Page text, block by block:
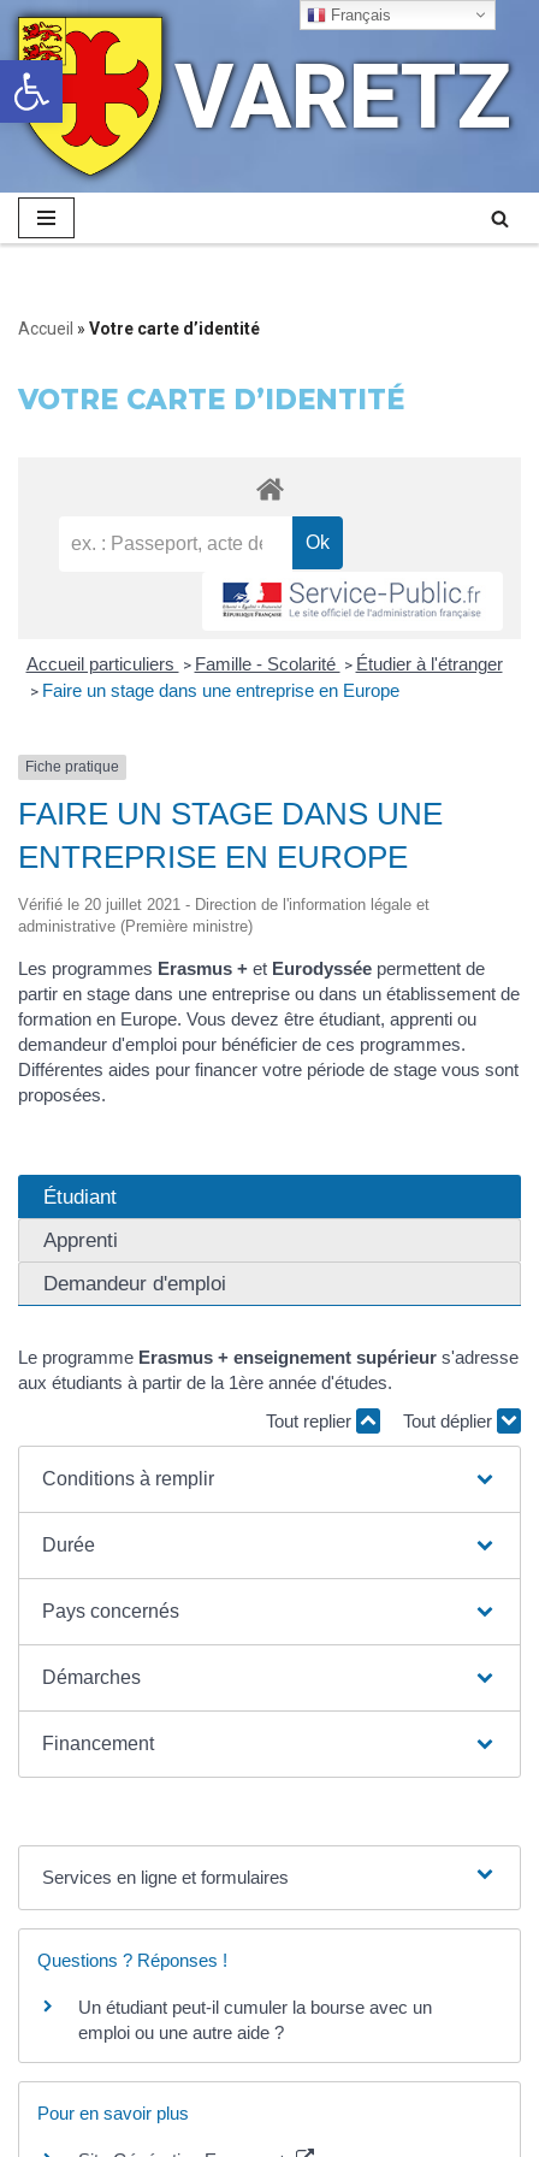
Ouvrir la barre d’outils
Aller
au
contenu
VARETZ
Accueil » Votre carte d’identité
VOTRE CARTE D’IDENTITÉ
Accueil particuliers > Famille - Scolarité > Étudier à l'étranger
> Faire un stage dans une entreprise en Europe
Fiche pratique
FAIRE UN STAGE DANS UNE
ENTREPRISE EN EUROPE
Vérifié le 20 juillet 2021 - Direction de l'information légale et
administrative (Première ministre)
Les programmes Erasmus + et Eurodyssée permettent de
partir en stage dans une entreprise ou dans un établissement de
formation en Europe. Vous devez être étudiant, apprenti ou
demandeur d'emploi pour bénéficier de ces programmes.
Différentes aides pour financer votre période de stage vous sont
proposées.
Étudiant
Apprenti
Demandeur d'emploi
Le programme Erasmus + enseignement supérieur s'adresse
aux étudiants à partir de la 1ère année d'études.
Tout replier
Tout déplier
Conditions à remplir
Durée
Pays concernés
Démarches
Financement
Services en ligne et formulaires
Questions ? Réponses !
Un étudiant peut-il cumuler la bourse avec un
emploi ou une autre aide ?
Pour en savoir plus
Français